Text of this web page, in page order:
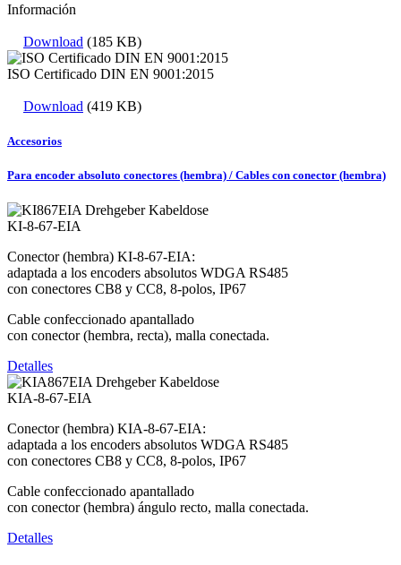
Información
Download (185 KB)
ISO Certificado DIN EN 9001:2015
Download (419 KB)
Accesorios
Para encoder absoluto conectores (hembra) / Cables con conector (hembra)
KI-8-67-EIA
Conector (hembra) KI-8-67-EIA:
adaptada a los encoders absolutos WDGA RS485
con conectores CB8 y CC8, 8-polos, IP67
Cable confeccionado apantallado
con conector (hembra, recta), malla conectada.
Detalles
KIA-8-67-EIA
Conector (hembra) KIA-8-67-EIA:
adaptada a los encoders absolutos WDGA RS485
con conectores CB8 y CC8, 8-polos, IP67
Cable confeccionado apantallado
con conector (hembra) ángulo recto, malla conectada.
Detalles